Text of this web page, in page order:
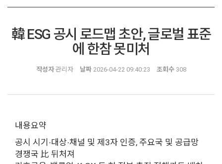
韓 ESG 공시 로드맵 초안, 글로벌 표준
에 한참 못미처
작성자관리자 날짜2026-04-22 09:40:23 조회수308
내용요약
공시 시기 ·대상·채널 및 제3자 인증, 주요국 및 공급망
경쟁국 比 뒤처져